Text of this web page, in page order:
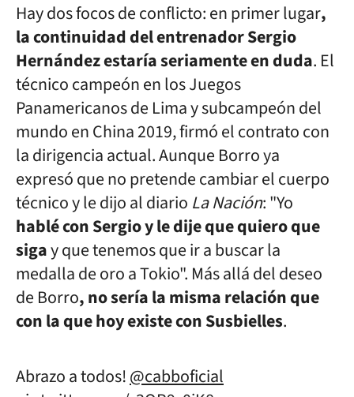
Hay dos focos de conflicto: en primer lugar,
la continuidad del entrenador Sergio
Hernández estaría seriamente en duda. El
técnico campeón en los Juegos
Panamericanos de Lima y subcampeón del
mundo en China 2019, firmó el contrato con
la dirigencia actual. Aunque Borro ya
expresó que no pretende cambiar el cuerpo
técnico y le dijo al diario La Nación: "Yo
hablé con Sergio y le dije que quiero que
sigay que tenemos que ir a buscar la
medalla de oro a Tokio". Más allá del deseo
de Borro, no sería la misma relación que
con la que hoy existe con Susbielles.
Abrazo a todos!@cabboficial